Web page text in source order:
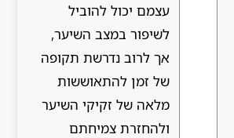
עצמם יכול להוביל
לשיפור במצב השיער,
אך לרוב נדרשת תקופה
של זמן להתאוששות
מלאה של זקיקי השיער
ולהחזרת צמיחתם